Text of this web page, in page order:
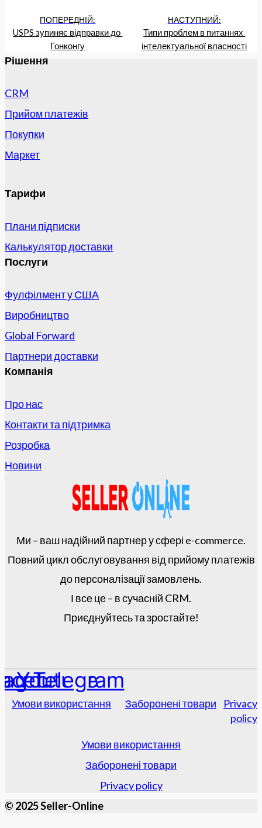
ПОПЕРЕДНІЙ:
USPS зупиняє відправки до
Гонконгу
НАСТУПНИЙ:
Типи проблем в питаннях
інтелектуальної власності
Рішення
CRM
Прийом платежів
Покупки
Маркет
Тарифи
Плани підписки
Калькулятор доставки
Послуги
Фулфілмент у США
Виробництво
Global Forward
Партнери доставки
Компанія
Про нас
Контакти та підтримка
Розробка
Новини
Ми – ваш надійний партнер у сфері e-commerce.
Повний цикл обслуговування від прийому платежів
до персоналізації замовлень.
І все це – в сучасній CRM.
Приєднуйтесь та зростайте!
Youtube
Telegram
Умови використання Заборонені товари
Privacy
policy
Умови використання
Заборонені товари
Privacy policy
© 2025 Seller-Online